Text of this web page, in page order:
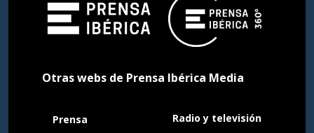
Otras webs de Prensa Ibérica Media
Prensa Radio y televisión